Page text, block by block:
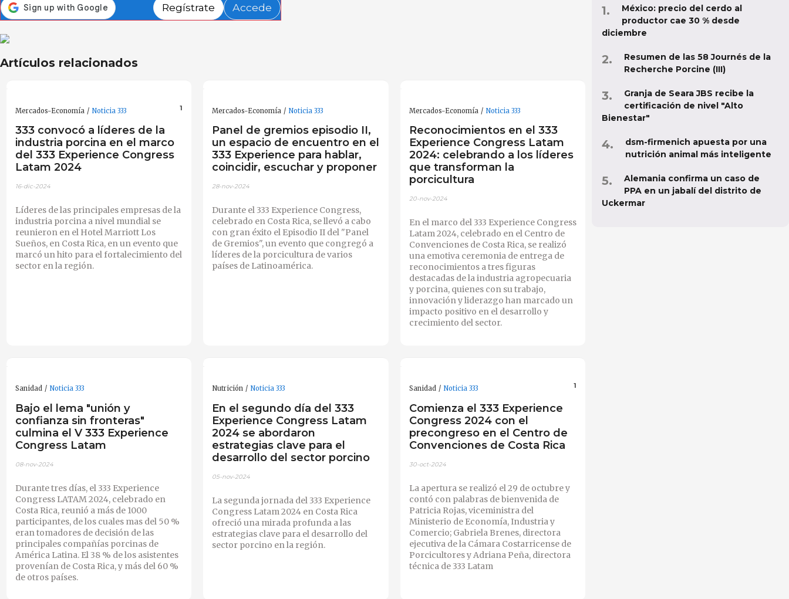
Regístrate Accede
Artículos relacionados
1
Mercados-Economía Noticia 333
333 convocó a líderes de la
industria porcina en el marco
del 333 Experience Congress
Latam 2024
16-dic-2024
Líderes de las principales empresas de la
industria porcina a nivel mundial se
reunieron en el Hotel Marriott Los
Sueños, en Costa Rica, en un evento que
marcó un hito para el fortalecimiento del
sector en la región.
Mercados-Economía Noticia 333
Panel de gremios episodio II,
un espacio de encuentro en el
333 Experience para hablar,
coincidir, escuchar y proponer
28-nov-2024
Durante el 333 Experience Congress,
celebrado en Costa Rica, se llevó a cabo
con gran éxito el Episodio II del "Panel
de Gremios", un evento que congregó a
líderes de la porcicultura de varios
países de Latinoamérica.
Mercados-Economía Noticia 333
Reconocimientos en el 333
Experience Congress Latam
2024: celebrando a los líderes
que transforman la
porcicultura
20-nov-2024
En el marco del 333 Experience Congress
Latam 2024, celebrado en el Centro de
Convenciones de Costa Rica, se realizó
una emotiva ceremonia de entrega de
reconocimientos a tres figuras
destacadas de la industria agropecuaria
y porcina, quienes con su trabajo,
innovación y liderazgo han marcado un
impacto positivo en el desarrollo y
crecimiento del sector.
Sanidad Noticia 333
Bajo el lema "unión y
confianza sin fronteras"
culmina el V 333 Experience
Congress Latam
08-nov-2024
Durante tres días, el 333 Experience
Congress LATAM 2024, celebrado en
Costa Rica, reunió a más de 1000
participantes, de los cuales mas del 50 %
eran tomadores de decisión de las
principales compañías porcinas de
América Latina. El 38 % de los asistentes
provenían de Costa Rica, y más del 60 %
de otros países.
Nutrición Noticia 333
En el segundo día del 333
Experience Congress Latam
2024 se abordaron
estrategias clave para el
desarrollo del sector porcino
05-nov-2024
La segunda jornada del 333 Experience
Congress Latam 2024 en Costa Rica
ofreció una mirada profunda a las
estrategias clave para el desarrollo del
sector porcino en la región.
1
Sanidad Noticia 333
Comienza el 333 Experience
Congress 2024 con el
precongreso en el Centro de
Convenciones de Costa Rica
30-oct-2024
La apertura se realizó el 29 de octubre y
contó con palabras de bienvenida de
Patricia Rojas, viceministra del
Ministerio de Economía, Industria y
Comercio; Gabriela Brenes, directora
ejecutiva de la Cámara Costarricense de
Porcicultores y Adriana Peña, directora
técnica de 333 Latam
México: precio del cerdo al
productor cae 30 % desde
diciembre
Resumen de las 58 Journés de la
Recherche Porcine (III)
Granja de Seara JBS recibe la
certificación de nivel "Alto
Bienestar"
dsm-firmenich apuesta por una
nutrición animal más inteligente
Alemania confirma un caso de
PPA en un jabalí del distrito de
Uckermar